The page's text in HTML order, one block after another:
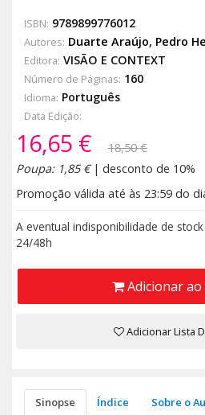
ISBN: 9789899776012
Autores: Duarte Araújo, Pedro
Editora: VISÃO E CONTEXT
Número de Páginas: 160
Idioma: Português
Data Edição:
16,65 €
18,50 €
Poupa: 1,85 €| desconto de 10%
Promoção válida até às 23:59 do
A eventual indisponibilidade de
24/48h
Adicionar ao
Adicionar Lista
Sinopse Índice Sobre o